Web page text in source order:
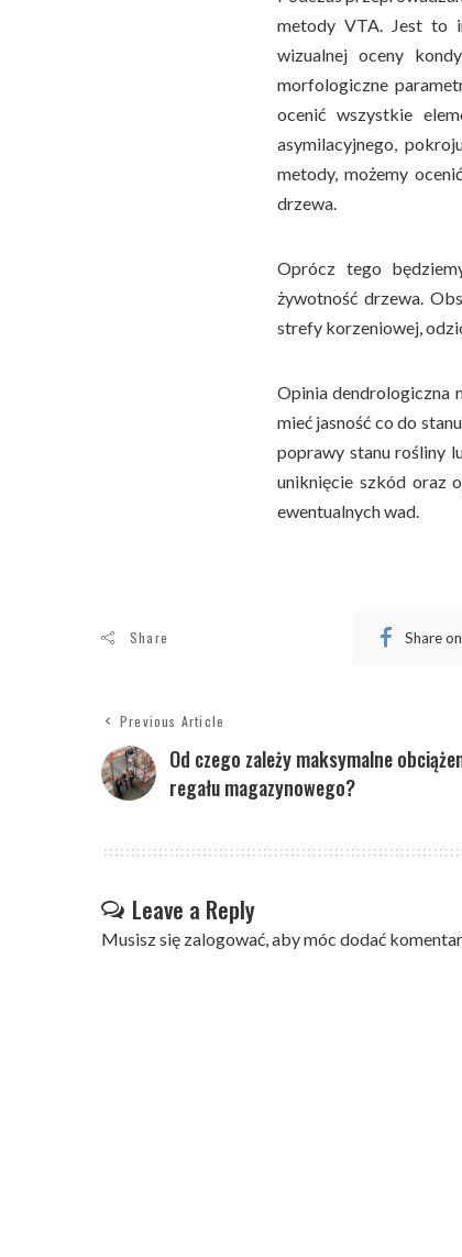
metody VTA. Jest to
wizualnej oceny
morfologiczne
ocenić wszystkie
asymilacyjnego,
metody, możemy
drzewa.
Oprócz tego
żywotność drzewa.
strefy korzeniowej,
Opinia dendrologiczna
mieć jasność co do
poprawy stanu rośliny
uniknięcie szkód oraz
ewentualnych wad.
Share Share
Previous Article
Od czego zależy maksymalne
regału magazynowego?
Leave a Reply
Musisz się zalogować, aby móc dodać